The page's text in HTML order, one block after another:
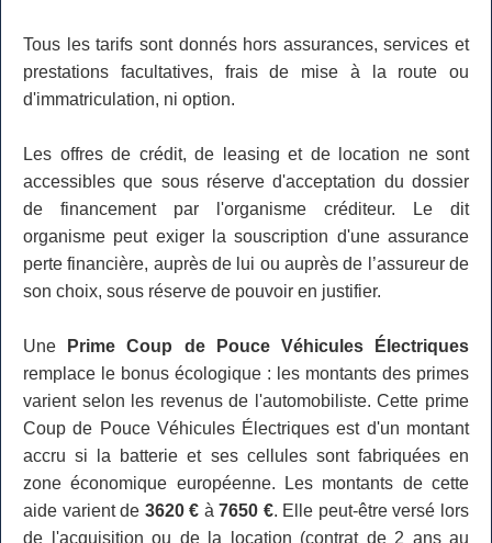
Tous les tarifs sont donnés hors assurances, services et
prestations facultatives, frais de mise à la route ou
d'immatriculation, ni option.
Les offres de crédit, de leasing et de location ne sont
accessibles que sous réserve d'acceptation du dossier
de financement par l'organisme créditeur. Le dit
organisme peut exiger la souscription d'une assurance
perte financière, auprès de lui ou auprès de l’assureur de
son choix, sous réserve de pouvoir en justifier.
Une
Prime Coup de Pouce Véhicules Électriques
remplace le bonus écologique : les montants des primes
varient selon les revenus de l'automobiliste. Cette prime
Coup de Pouce Véhicules Électriques est d'un montant
accru si la batterie et ses cellules sont fabriquées en
zone économique européenne. Les montants de cette
aide varient de 3620 € à7650 €. Elle peut-être versé lors
de l'acquisition ou de la location (contrat de 2 ans au